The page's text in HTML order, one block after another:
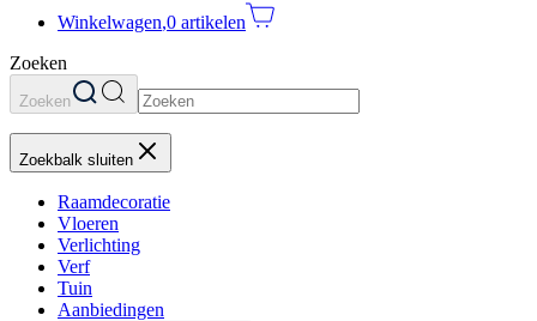
Winkelwagen,0 artikelen
Zoeken
Zoeken
Zoekbalk sluiten
Raamdecoratie
Vloeren
Verlichting
Verf
Tuin
Aanbiedingen